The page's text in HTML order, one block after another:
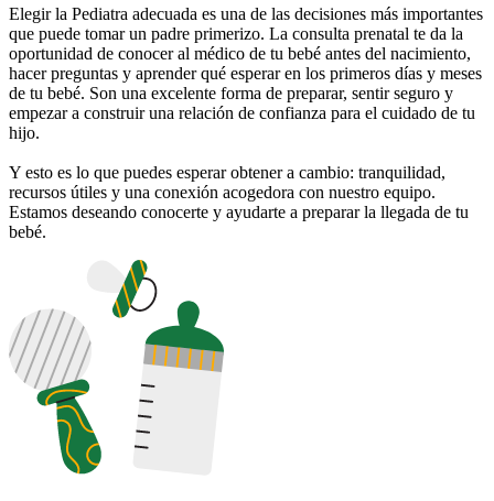
Elegir la Pediatra adecuada es una de las decisiones más importantes
que puede tomar un padre primerizo. La consulta prenatal te da la
oportunidad de conocer al médico de tu bebé antes del nacimiento,
hacer preguntas y aprender qué esperar en los primeros días y meses
de tu bebé. Son una excelente forma de preparar, sentir seguro y
empezar a construir una relación de confianza para el cuidado de tu
hijo.
Y esto es lo que puedes esperar obtener a cambio: tranquilidad,
recursos útiles y una conexión acogedora con nuestro equipo.
Estamos deseando conocerte y ayudarte a preparar la llegada de tu
bebé.